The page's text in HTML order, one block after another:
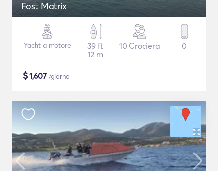
Fost Matrix
Yacht a motore
39 ft
12 m
10 Crociera 0
$1,607 /giorno